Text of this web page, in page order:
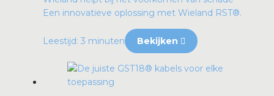
Een innovatieve oplossing met Wieland RST®.
Leestijd: 3 minuten Bekijken